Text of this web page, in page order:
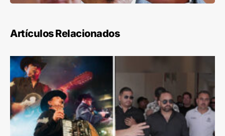
Artículos Relacionados